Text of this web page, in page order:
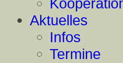
Aktuelles
Infos
Termine